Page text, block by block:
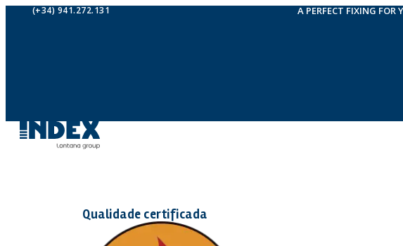
(+34) 941.272.131 A PERFECT FIXING FOR
Qualidade certificada